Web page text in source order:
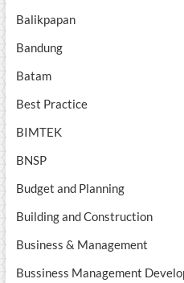
Balikpapan
Bandung
Batam
Best Practice
BIMTEK
BNSP
Budget and Planning
Building and Construction
Business & Management
Bussiness Management